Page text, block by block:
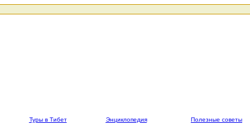
Туры в Тибет Энциклопедия Полезные советы